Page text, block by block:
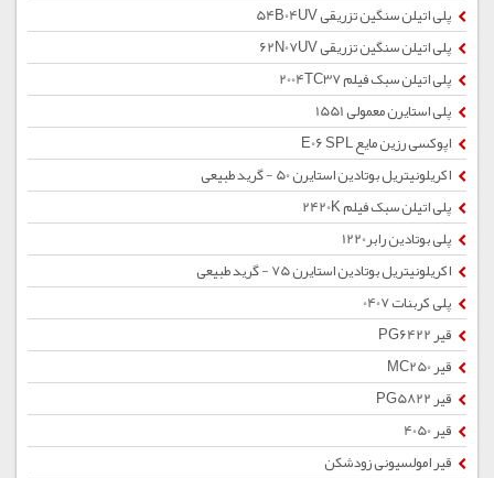
پلی اتیلن سنگین تزریقی 54B04UV
پلی اتیلن سنگین تزریقی 62N07UV
پلی اتیلن سبک فیلم 2004TC37
پلی استایرن معمولی 1551
اپوکسی رزین مایع E06 SPL
اکریلونیتریل بوتادین استایرن 50 - گرید طبیعی
پلی اتیلن سبک فیلم 2420K
پلی بوتادین رابر1220
اکریلونیتریل بوتادین استایرن 75 - گرید طبیعی
پلی کربنات 0407
قیر PG6422
قیر MC250
قیر PG5822
قیر 4050
قیر امولسیونی زودشکن